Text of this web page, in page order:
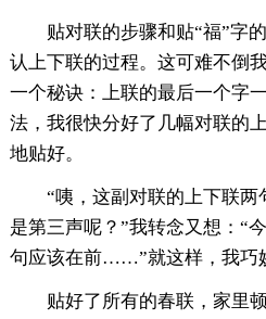
贴对联的步骤和贴“福”字
认上下联的过程。这可难不倒
一个秘诀：上联的最后一个字
法，我很快分好了几幅对联的
地贴好。
“咦，这副对联的上下联
是第三声呢？”我转念又想：“
句应该在前……”就这样，我巧
贴好了所有的春联，家里